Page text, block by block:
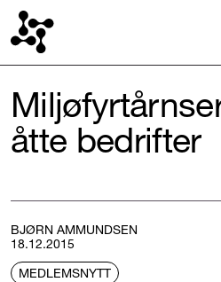
åtte bedrifter
BJØRN AMMUNDSEN
18.12.2015
MEDLEMSNYTT